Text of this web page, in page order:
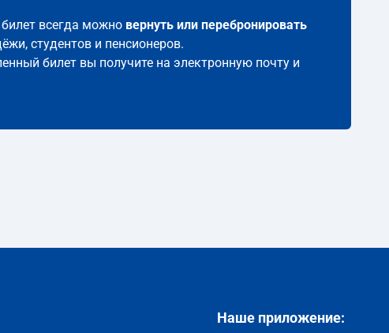
всегда можно вернуть или перебронировать
студентов и пенсионеров.
билет вы получите на электронную почту и
Наше приложение: